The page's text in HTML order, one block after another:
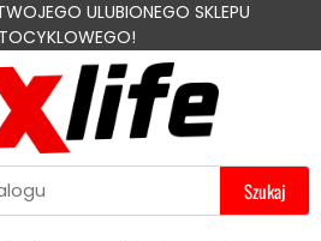
ULUBIONEGO SKLEPU
Szukaj